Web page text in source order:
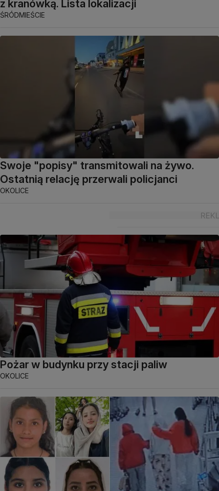
z kranówką. Lista lokalizacji
ŚRÓDMIEŚCIE
Swoje "popisy" transmitowali na żywo.
Ostatnią relację przerwali policjanci
OKOLICE
Pożar w budynku przy stacji paliw
OKOLICE